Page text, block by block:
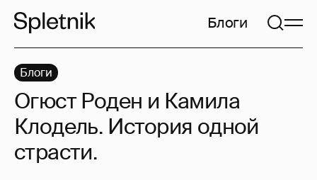
Блоги
Блоги
Огюст Роден и Камила
Клодель. История одной
страсти.